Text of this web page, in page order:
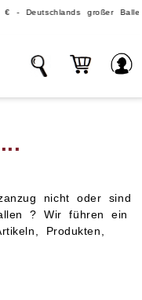
großer
nicht oder sind
? Wir führen ein
Produkten,